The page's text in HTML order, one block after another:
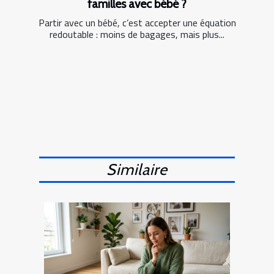
familles avec bébé ?
Partir avec un bébé, c’est accepter une équation
redoutable : moins de bagages, mais plus...
Similaire